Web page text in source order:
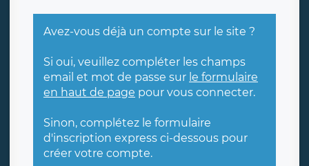
Avez-vous déjà un compte sur le site ?
Si oui, veuillez compléter les champs
email et mot de passe sur le formulaire
en haut de page pour vous connecter.
Sinon, complétez le formulaire
d'inscription express ci-dessous pour
créer votre compte.